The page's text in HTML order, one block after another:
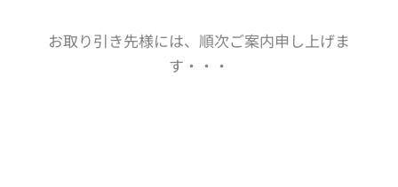
お取り引き先様には、順次ご案内申し上げま
す・・・